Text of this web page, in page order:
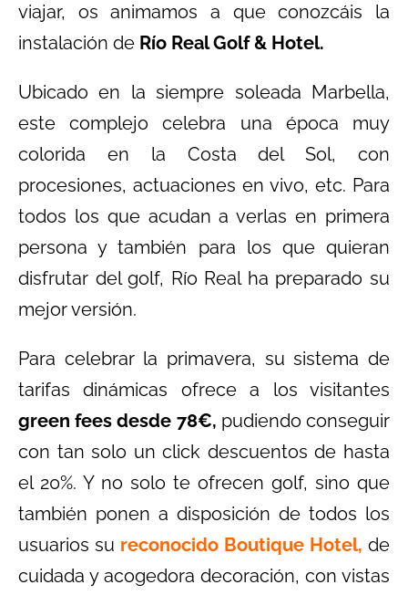
viajar, os animamos a que conozcáis la
instalación de Río Real Golf & Hotel.
Ubicado en la siempre soleada Marbella,
este complejo celebra una época muy
colorida en la Costa del Sol, con
procesiones, actuaciones en vivo, etc. Para
todos los que acudan a verlas en primera
persona y también para los que quieran
disfrutar del golf, Río Real ha preparado su
mejor versión.
Para celebrar la primavera, su sistema de
tarifas dinámicas ofrece a los visitantes
green fees desde 78€, pudiendo conseguir
con tan solo un click descuentos de hasta
el 20%. Y no solo te ofrecen golf, sino que
también ponen a disposición de todos los
usuarios su reconocido Boutique Hotel, de
cuidada y acogedora decoración, con vistas